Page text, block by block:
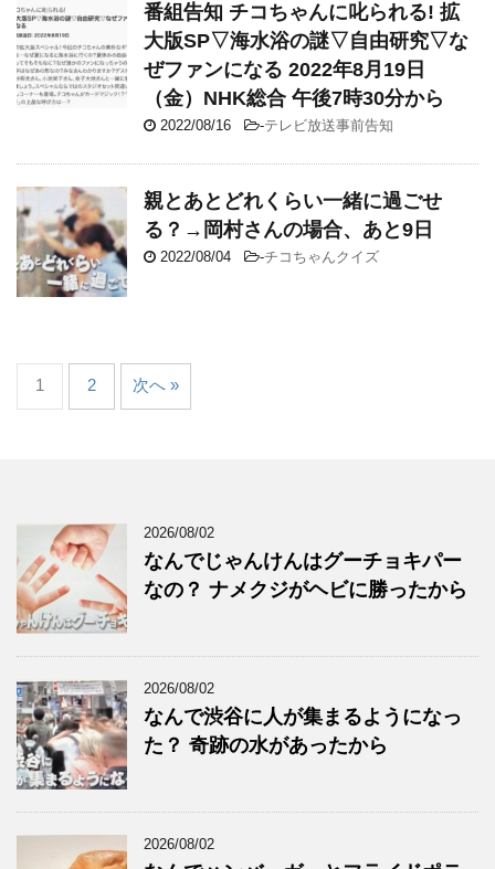
番組告知 チコちゃんに叱られる! 拡
大版SP▽海水浴の謎▽自由研究▽な
ぜファンになる 2022年8月19日
（金）NHK総合 午後7時30分から
2022/08/16 -テレビ放送事前告知
親とあとどれくらい一緒に過ごせ
る？→岡村さんの場合、あと9日
2022/08/04 -チコちゃんクイズ
1 2 次へ »
2026/08/02
なんでじゃんけんはグーチョキパー
なの？ ナメクジがヘビに勝ったから
2026/08/02
なんで渋谷に人が集まるようになっ
た？ 奇跡の水があったから
2026/08/02